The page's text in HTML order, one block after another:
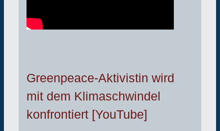
Greenpeace-Aktivistin wird
mit dem Klimaschwindel
konfrontiert [YouTube]